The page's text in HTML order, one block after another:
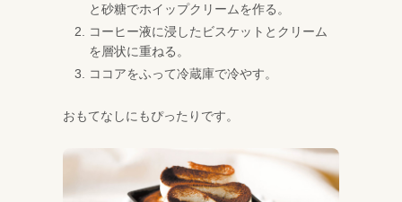
と砂糖でホイップクリームを作る。
コーヒー液に浸したビスケットとクリーム
を層状に重ねる。
ココアをふって冷蔵庫で冷やす。
おもてなしにもぴったりです。